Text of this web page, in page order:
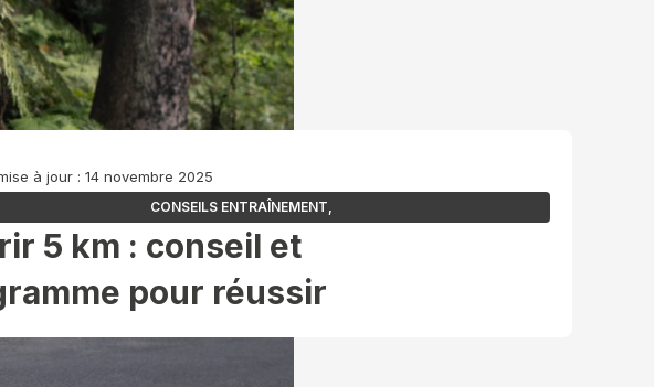
à jour : 14 novembre 2025
CONSEILS ENTRAÎNEMENT,
5 km : conseil et
pour réussir